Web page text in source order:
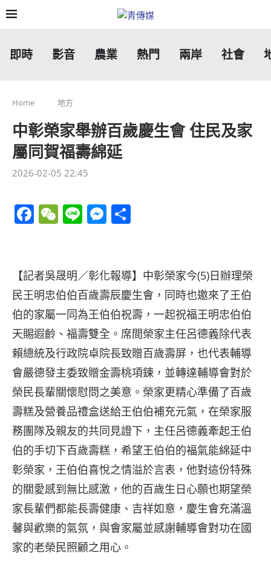
即時 影音 農業 熱門 兩岸 社會
Home 地方
中彰榮家舉辦百歲慶生會 住民及家
屬同賀福壽綿延
2026-02-05 22:45
Facebook
WeChat
LineMessenger
【記者吳晟明／彰化報導】中彰榮家今(5)日辦理榮
民王明忠伯伯百歲壽辰慶生會，同時也邀來了王伯
伯的家屬一同為王伯伯祝壽，一起祝福王明忠伯伯
天賜遐齡、福壽雙全。席間榮家主任呂德義除代表
賴總統及行政院卓院長致贈百歲壽屏，也代表輔導
會嚴德發主委致贈金壽桃項鍊，並轉達輔導會對於
榮民長輩關懷慰問之美意。榮家更精心準備了百歲
壽糕及營養品禮盒送給王伯伯補充元氣，在榮家服
務團隊及親友的共同見證下，主任呂德義牽起王伯
伯的手切下百歲壽糕，希望王伯伯的福氣能綿延中
彰榮家，王伯伯喜悅之情溢於言表，他對這份特殊
的關愛感到無比感激，他的百歲生日心願也期望榮
家長輩們都能長壽健康、吉祥如意，慶生會充滿溫
馨與歡樂的氣氛，與會家屬並感謝輔導會對功在國
家的老榮民照顧之用心。